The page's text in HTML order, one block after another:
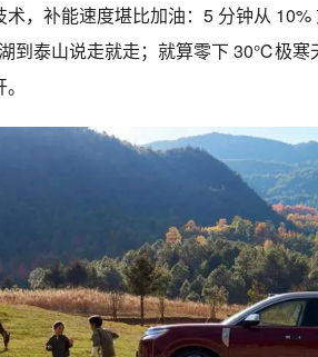
术，补能速度堪比加油：5 分钟从
到泰山说走就走；就算零下 30℃极寒